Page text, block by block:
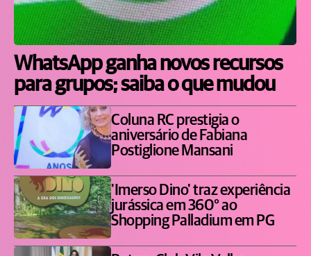
WhatsApp ganha novos recursos
para grupos; saiba o que mudou
Coluna RC prestigia o
aniversário de Fabiana
Postiglione Mansani
'Imerso Dino' traz experiência
jurássica em 360° ao
Shopping Palladium em PG